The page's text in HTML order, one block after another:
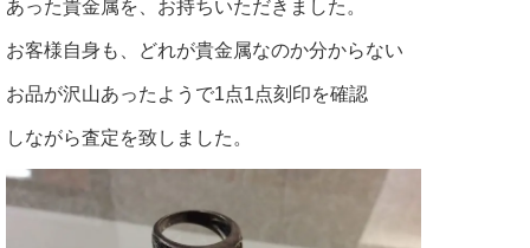
あった貴金属を、お持ちいただきました。
お客様自身も、どれが貴金属なのか分からない
お品が沢山あったようで1点1点刻印を確認
しながら査定を致しました。